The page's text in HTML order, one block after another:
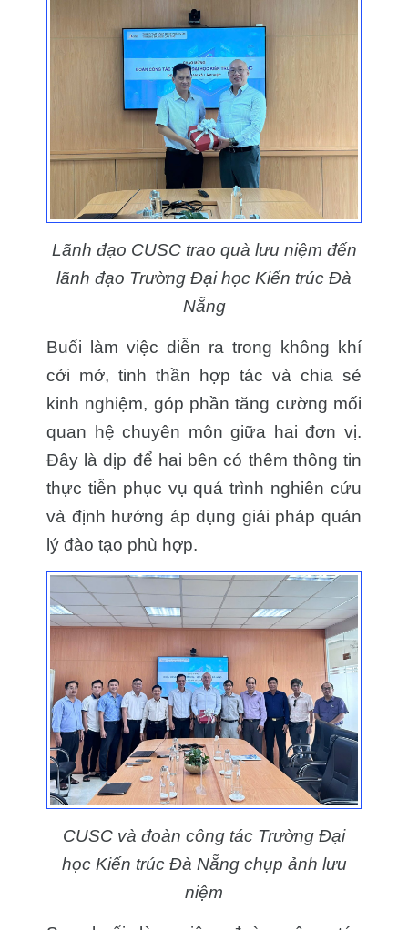
Lãnh đạo CUSC trao quà lưu niệm đến
lãnh đạo Trường Đại học Kiến trúc Đà
Nẵng
Buổi làm việc diễn ra trong không khí
cởi mở, tinh thần hợp tác và chia sẻ
kinh nghiệm, góp phần tăng cường mối
quan hệ chuyên môn giữa hai đơn vị.
Đây là dịp để hai bên có thêm thông tin
thực tiễn phục vụ quá trình nghiên cứu
và định hướng áp dụng giải pháp quản
lý đào tạo phù hợp.
CUSC và đoàn công tác Trường Đại
học Kiến trúc Đà Nẵng chụp ảnh lưu
niệm